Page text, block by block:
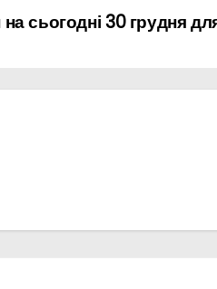
сьогодні 30 грудня